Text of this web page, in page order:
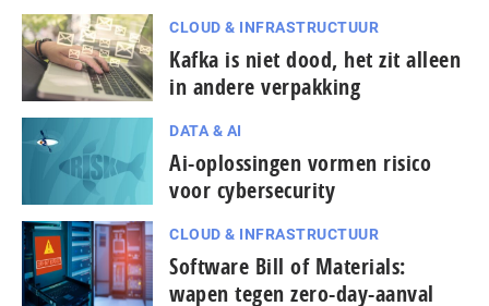
CLOUD & INFRASTRUCTUUR
Kafka is niet dood, het zit alleen
in andere verpakking
DATA & AI
Ai-oplossingen vormen risico
voor cybersecurity
CLOUD & INFRASTRUCTUUR
Software Bill of Materials:
wapen tegen zero-day-aanval